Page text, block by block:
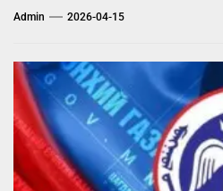
Admin 2026-04-15